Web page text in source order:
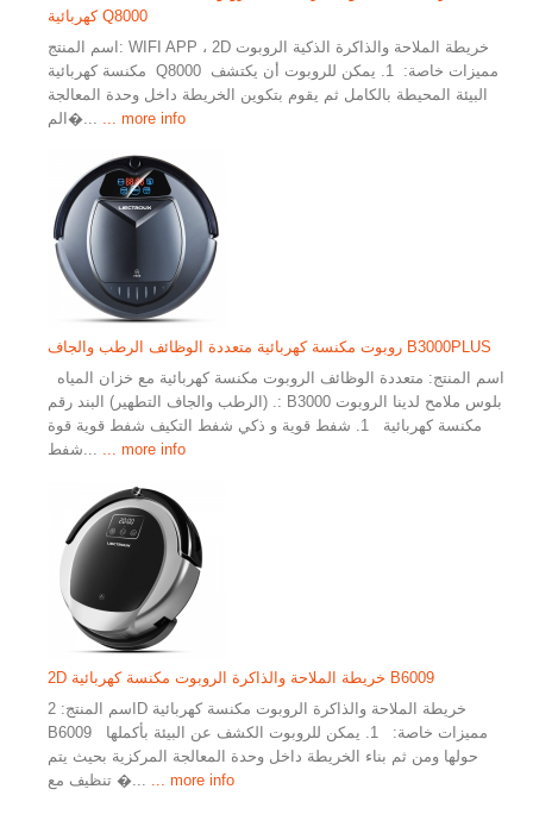
كهربائية Q8000
اسم المنتج: WIFI APP ، 2D خريطة الملاحة والذاكرة الذكية الروبوت
مكنسة كهربائية Q8000 مميزات خاصة: 1. يمكن للروبوت أن يكتشف
البيئة المحيطة بالكامل ثم يقوم بتكوين الخريطة داخل وحدة المعالجة
الم�...
... more info
روبوت مكنسة كهربائية متعددة الوظائف الرطب والجاف B3000PLUS
(الرطب والجاف التطهير) البند رقم .: B3000 بلوس ملامح لدينا الروبوت
مكنسة كهربائية 1. شفط قوية و ذكي شفط التكيف شفط قوية قوة
... more info
2D خريطة الملاحة والذاكرة الروبوت مكنسة كهربائية B6009
اسم المنتج: 2D خريطة الملاحة والذاكرة الروبوت مكنسة كهربائية
B6009 مميزات خاصة: 1. يمكن للروبوت الكشف عن البيئة بأكملها
حولها ومن ثم بناء الخريطة داخل وحدة المعالجة المركزية بحيث يتم
تنظيف مع �...
... more info